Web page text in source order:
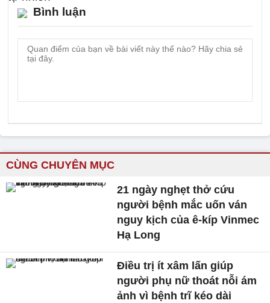
Bình luận
CÙNG CHUYÊN MỤC
21 ngày nghẹt thở cứu
người bệnh mắc uốn ván
nguy kịch của ê-kíp Vinmec
Hạ Long
Điều trị ít xâm lấn giúp
người phụ nữ thoát nỗi ám
ảnh vì bệnh trĩ kéo dài